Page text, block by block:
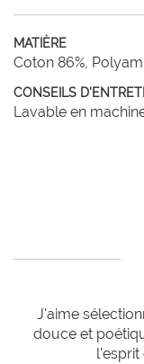
MATIÈRE
Coton 86%,
CONSEILS
Lavable en
J'aime
douce et
l'esprit